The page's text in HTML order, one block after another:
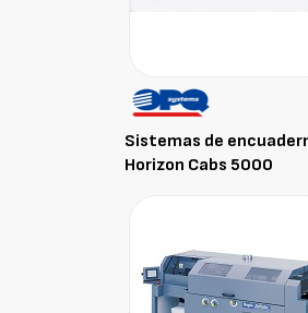
Sistemas de
Horizon Cabs 5000